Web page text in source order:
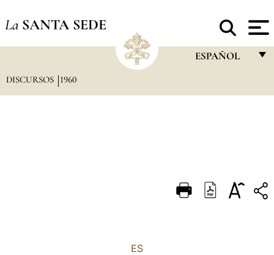
La SANTA SEDE
ESPAÑOL
DEUTSCH
DISCURSOS 1960
ES